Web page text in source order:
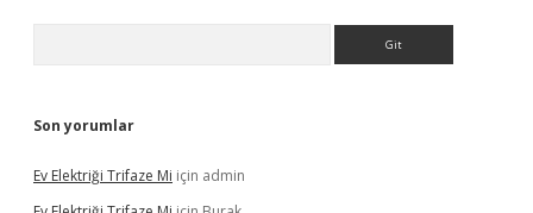
Son yorumlar
Ev Elektriği Trifaze Mi için admin